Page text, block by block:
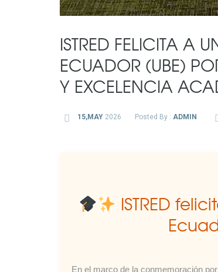
ISTRED FELICITA A
ECUADOR (UBE)
Y EXCELENCIA
15,MAY2026 Posted By : ADMIN
ISTRED
En el marco de la conmemoración